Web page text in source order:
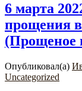
6 марта
прощения
(Прощеное
Опубликовал(а)
Uncategorized